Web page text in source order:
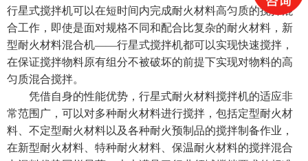
行星式搅拌机可以在短时间内完成耐火材料高匀质的搅拌混
合工作，即使是面对规格不同和配合比复杂的耐火材料，新
型耐火材料混合机——行星式搅拌机都可以实现快速搅拌，
在保证搅拌物料原有组分不被破坏的前提下实现对物料的高
匀质混合搅拌。
凭借自身的性能优势，行星式耐火材料搅拌机的适应非
常范围广，可以对多种耐火材料进行搅拌，包括定型耐火材
料、不定型耐火材料以及各种耐火预制品的搅拌制备作业，
在新型耐火材料、特种耐火材料、保温耐火材料的搅拌混合